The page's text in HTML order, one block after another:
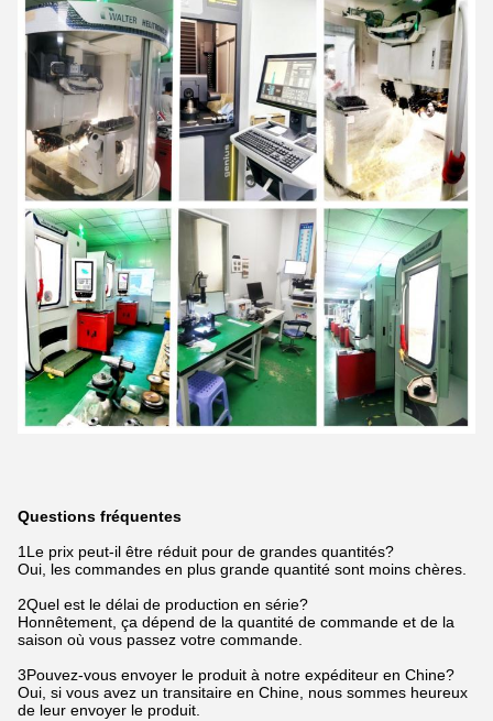
Questions fréquentes
1Le prix peut-il être réduit pour de grandes quantités?
Oui, les commandes en plus grande quantité sont moins chères.
2Quel est le délai de production en série?
Honnêtement, ça dépend de la quantité de commande et de la
saison où vous passez votre commande.
3Pouvez-vous envoyer le produit à notre expéditeur en Chine?
Oui, si vous avez un transitaire en Chine, nous sommes heureux
de leur envoyer le produit.